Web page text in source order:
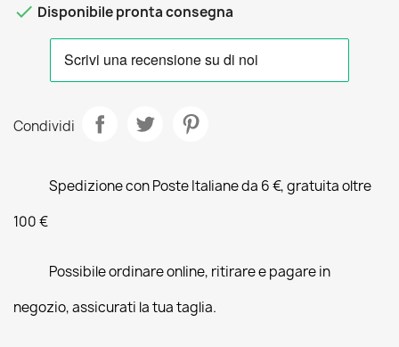
 Disponibile pronta consegna
Condividi
Spedizione con Poste Italiane da 6 €, gratuita oltre
100 €
Possibile ordinare online, ritirare e pagare in
negozio, assicurati la tua taglia.